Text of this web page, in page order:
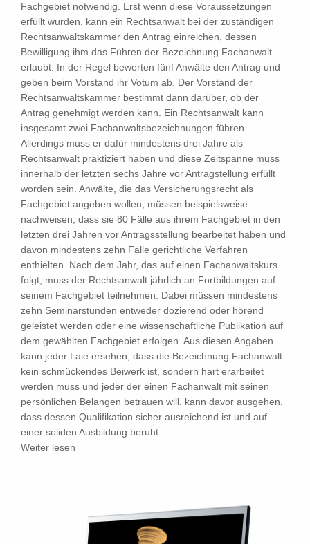
Fachgebiet notwendig. Erst wenn diese Voraussetzungen
erfüllt wurden, kann ein Rechtsanwalt bei der zuständigen
Rechtsanwaltskammer den Antrag einreichen, dessen
Bewilligung ihm das Führen der Bezeichnung Fachanwalt
erlaubt. In der Regel bewerten fünf Anwälte den Antrag und
geben beim Vorstand ihr Votum ab. Der Vorstand der
Rechtsanwaltskammer bestimmt dann darüber, ob der
Antrag genehmigt werden kann. Ein Rechtsanwalt kann
insgesamt zwei Fachanwaltsbezeichnungen führen.
Allerdings muss er dafür mindestens drei Jahre als
Rechtsanwalt praktiziert haben und diese Zeitspanne muss
innerhalb der letzten sechs Jahre vor Antragstellung erfüllt
worden sein. Anwälte, die das Versicherungsrecht als
Fachgebiet angeben wollen, müssen beispielsweise
nachweisen, dass sie 80 Fälle aus ihrem Fachgebiet in den
letzten drei Jahren vor Antragsstellung bearbeitet haben und
davon mindestens zehn Fälle gerichtliche Verfahren
enthielten. Nach dem Jahr, das auf einen Fachanwaltskurs
folgt, muss der Rechtsanwalt jährlich an Fortbildungen auf
seinem Fachgebiet teilnehmen. Dabei müssen mindestens
zehn Seminarstunden entweder dozierend oder hörend
geleistet werden oder eine wissenschaftliche Publikation auf
dem gewählten Fachgebiet erfolgen. Aus diesen Angaben
kann jeder Laie ersehen, dass die Bezeichnung Fachanwalt
kein schmückendes Beiwerk ist, sondern hart erarbeitet
werden muss und jeder der einen Fachanwalt mit seinen
persönlichen Belangen betrauen will, kann davor ausgehen,
dass dessen Qualifikation sicher ausreichend ist und auf
einer soliden Ausbildung beruht.
Weiter lesen